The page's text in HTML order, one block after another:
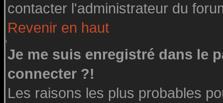
contacter l'administrateur du
Revenir en haut
Je me suis enregistré dans le
connecter ?!
Les raisons les plus probables